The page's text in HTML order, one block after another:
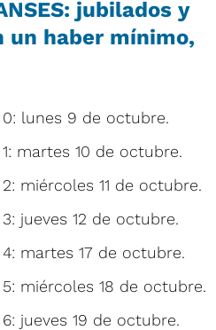
jubilados y
un haber mínimo,
lunes 9 de octubre.
martes 10 de octubre.
miércoles 11 de octubre.
jueves 12 de octubre.
martes 17 de octubre.
miércoles 18 de octubre.
jueves 19 de octubre.